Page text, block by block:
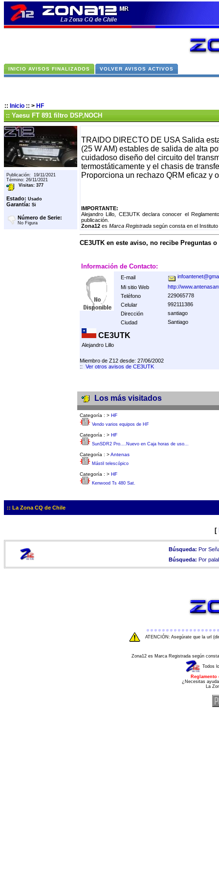
INICIO AVISOS FINALIZADOS VOLVER AVISOS ACTIVOS
:: Inicio :: > HF
:: Yaesu FT 891 filtro DSP,NOCH
Publicación: 19/11/2021
Término: 26/11/2021
Visitas: 377
Estado: Usado
Garantía: Si
Número de Serie:
No Figura
TRAIDO DIRECTO DE USA Salida
(25 W AM) estables de salida de alta
cuidadoso diseño del circuito del
termostáticamente y el chasis de
Proporciona un rechazo QRM eficaz y
IMPORTANTE:
Alejandro Lillo, CE3UTK declara conocer el
publicación.
Zona12 es Marca Registrada según consta en el
CE3UTK en este aviso, no recibe Preguntas
Información de Contacto:
E-mail
Mi sitio Web
http://
Teléfono
229065778
Celular
992111386
Dirección
santiago
Ciudad
Santiago
CE3UTK
Alejandro Lillo
Miembro de Z12 desde: 27/06/2002
:: Ver otros avisos de CE3UTK
Los más visitados
Categoría : > HF
Vendo varios equipos de HF
Categoría : > HF
SunSDR2 Pro....Nuevo en Caja horas de uso...
Categoría : >Antenas
Mástil telescópico
Categoría : > HF
Kenwood Ts 480 Sat.
:: La Zona CQ de Chile
[
Búsqueda: Por
Búsqueda: Por
ATENCIÓN: Asegúrate que la url
Zona12 es Marca Registrada según
Todos
¿Necesitas
La